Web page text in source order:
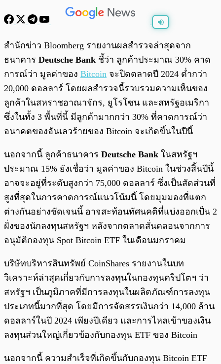
พร้อมเล่น
สำนักข่าว Bloomberg รายงานผลสำรวจล่าสุดจาก
ธนาคาร Deutsche Bank ชี้ว่า ลูกค้าประมาณ 30% คาด
การณ์ว่า มูลค่าของ Bitcoin จะปิดตลาดปี 2024 ต่ำกว่า
20,000 ดอลลาร์ โดยผลสำรวจนี้รวบรวมความเห็นของ
ลูกค้าในสหราชอาณาจักร, ยูโรโซน และสหรัฐอเมริกา
ซึ่งในทั้ง 3 พื้นที่นี้ มีลูกค้ามากกว่า 30% ที่คาดการณ์ว่า
อนาคตของอันเลวร้ายของ Bitcoin จะเกิดขึ้นในปีนี้
นอกจากนี้ ลูกค้าธนาคาร Deutsche Bank ในสหรัฐฯ
ประมาณ 15% ยังเชื่อว่า มูลค่าของ Bitcoin ในช่วงสิ้นปีนี้
อาจจะอยู่ที่ระดับสูงกว่า 75,000 ดอลลาร์ ซึ่งเป็นสัดส่วนที่
สูงที่สุดในการคาดการณ์แนวโน้มนี้ โดยมุมมองที่แตก
ต่างกันอย่างชัดเจนนี้ อาจสะท้อนทัศนคติที่แบ่งออกเป็น 2
ฝั่งของนักลงทุนสหรัฐฯ หลังจากตลาดสั่นคลอนจากการ
อนุมัติกองทุน Spot Bitcoin ETF ในเดือนมกราคม
บริษัทบริหารสินทรัพย์ CoinShares รายงานในบท
วิเคราะห์ล่าสุดเกี่ยวกับการลงทุนในกองทุนคริปโตฯ ว่า
สหรัฐฯ เป็นภูมิภาคที่มีการลงทุนในผลิตภัณฑ์การลงทุน
ประเภทนี้มากที่สุด โดยมีการจัดสรรเงินกว่า 14,000 ล้าน
ดอลลาร์ในปี 2024 เพียงปีเดียว และการไหลเข้าของเงิน
ลงทุนส่วนใหญ่เกี่ยวข้องกับกองทุน ETF ของ Bitcoin
นอกจากนี้ ความสำเร็จที่เกิดขึ้นกับกองทุน Bitcoin ETF